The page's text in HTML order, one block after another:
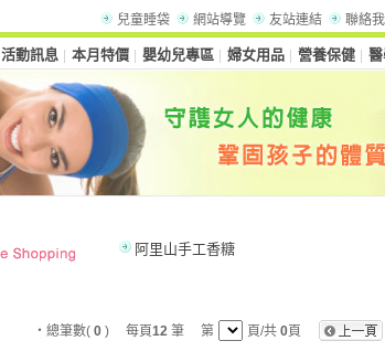
兒童睡袋 網站導覽 友站連結 聯絡
活動訊息 本月特價 嬰幼兒專區 婦女用品 營養保健
阿里山手工香糖
‧總筆數( 0 ) 每頁12 筆 第 頁/共 0頁